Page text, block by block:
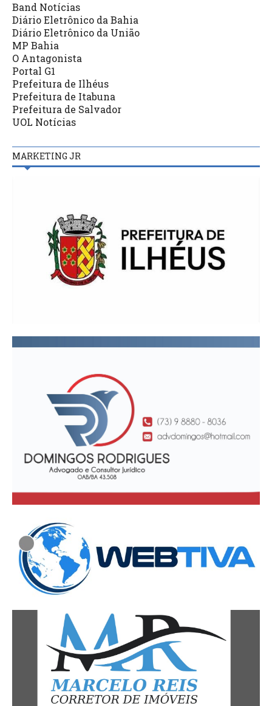
Band Notícias
Diário Eletrônico da Bahia
Diário Eletrônico da União
MP Bahia
O Antagonista
Portal G1
Prefeitura de Ilhéus
Prefeitura de Itabuna
Prefeitura de Salvador
UOL Notícias
MARKETING JR